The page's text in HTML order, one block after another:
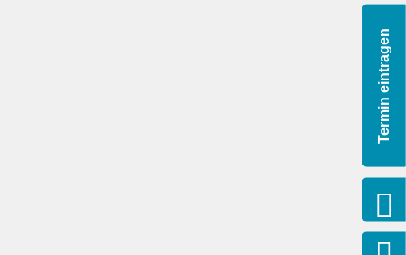
Termin eintragen